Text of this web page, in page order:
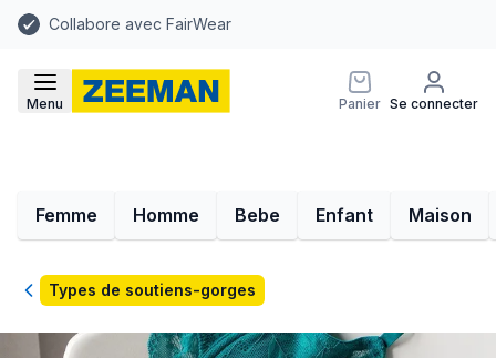
Collabore avec FairWear
Menu Panier Se connecter
Femme Homme Bebe Enfant Maison
RetourTypes de soutiens-gorges